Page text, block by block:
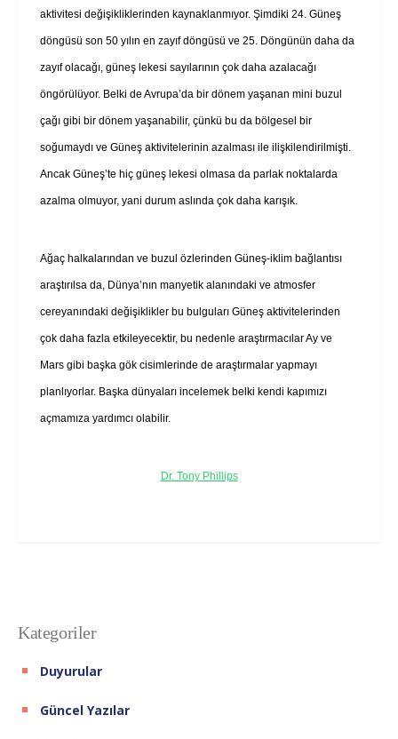
aktivitesi değişikliklerinden kaynaklanmıyor. Şimdiki 24. Güneş
döngüsü son 50 yılın en zayıf döngüsü ve 25. Döngünün daha da
zayıf olacağı, güneş lekesi sayılarının çok daha azalacağı
öngörülüyor. Belki de Avrupa’da bir dönem yaşanan mini buzul
çağı gibi bir dönem yaşanabilir, çünkü bu da bölgesel bir
soğumaydı ve Güneş aktivitelerinin azalması ile ilişkilendirilmişti.
Ancak Güneş’te hiç güneş lekesi olmasa da parlak noktalarda
azalma olmuyor, yani durum aslında çok daha karışık.
Ağaç halkalarından ve buzul özlerinden Güneş-iklim bağlantısı
araştırılsa da, Dünya’nın manyetik alanındaki ve atmosfer
cereyanındaki değişiklikler bu bulguları Güneş aktivitelerinden
çok daha fazla etkileyecektir, bu nedenle araştırmacılar Ay ve
Mars gibi başka gök cisimlerinde de araştırmalar yapmayı
planlıyorlar. Başka dünyaları incelemek belki kendi kapımızı
açmamıza yardımcı olabilir.
Dr. Tony Phillips
Kategoriler
Duyurular
Güncel Yazılar